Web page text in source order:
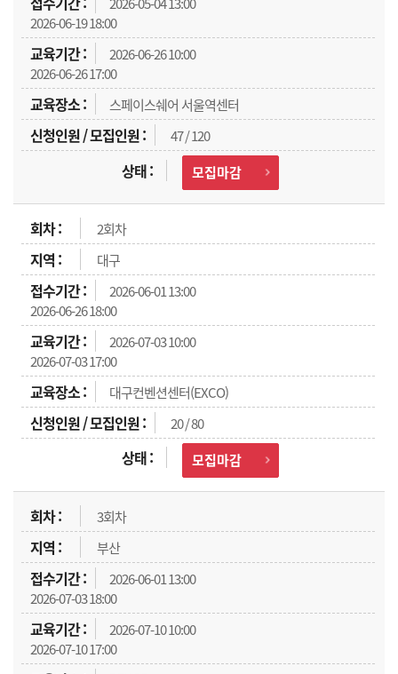
2026-06-19 18:00
2026-06-26 10:00
2026-06-26 17:00
스페이스쉐어 서울역센터
47 / 120
모집마감
2회차
대구
2026-06-01 13:00
2026-06-26 18:00
2026-07-03 10:00
2026-07-03 17:00
대구컨벤션센터(EXCO)
20 / 80
모집마감
3회차
부산
2026-06-01 13:00
2026-07-03 18:00
2026-07-10 10:00
2026-07-10 17:00